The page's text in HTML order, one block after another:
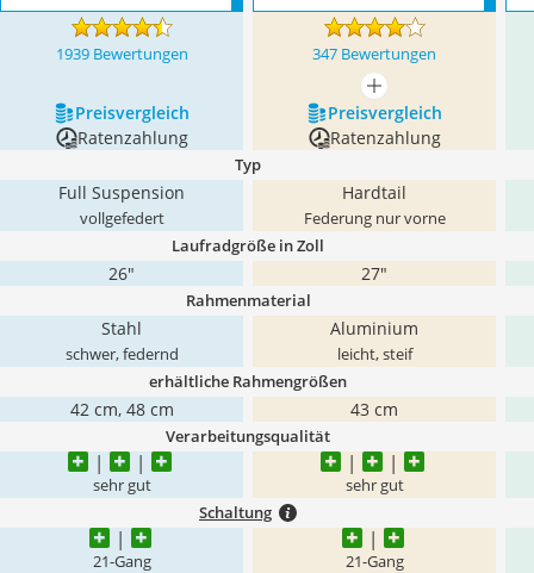
1939 Bewertungen 347 Bewertungen
mehr anzeigen
Preis­vergleich
Preis­vergleich
Ratenzahlung
Ratenzahlung
Typ
Full Suspension
vollgefedert
Hardtail
Federung nur vorne
Laufradgröße in Zoll
26" 27"
Rahmenmaterial
Stahl
schwer, federnd
Aluminium
leicht, steif
erhältliche Rahmengrößen
42 cm, 48 cm 43 cm
Verarbeitungsqualität
sehr gut sehr gut
Schaltung
21-Gang
21-Gang